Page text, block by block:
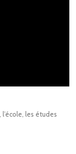
l’école, les études